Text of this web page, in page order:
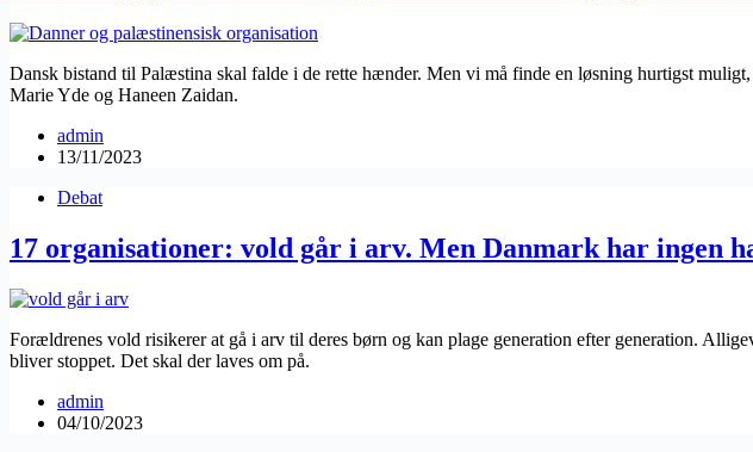
Dansk bistand til Palæstina skal falde i de rette hænder. Men vi må finde en løsning hurtigst
Marie Yde og Haneen Zaidan.
admin
13/11/2023
Debat
17 organisationer: vold går i arv. Men Danmark har ingen
Forældrenes vold risikerer at gå i arv til deres børn og kan plage generation efter generation.
bliver stoppet. Det skal der laves om på.
admin
04/10/2023